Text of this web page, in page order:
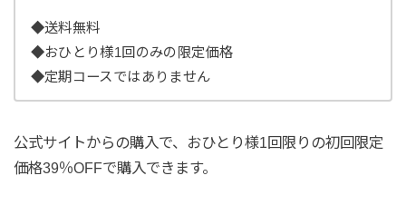
◆送料無料
◆おひとり様1回のみの限定価格
◆定期コースではありません
公式サイトからの購入で、おひとり様1回限りの初回限定
価格39％OFFで購入できます。